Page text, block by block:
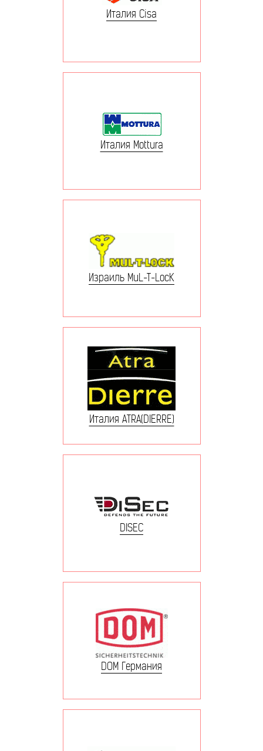
Италия Cisa
Италия Mottura
Израиль MuL-T-LocK
Италия ATRA(DIERRE)
DISEC
DOM Германия